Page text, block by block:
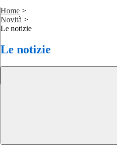
Home >
Novità >
Le notizie
Le notizie